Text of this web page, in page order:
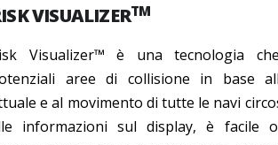
VISUALIZERTM
Visualizer™ è una tecnologia
aree di collisione in base
e al movimento di tutte le navi
informazioni sul display, è facile